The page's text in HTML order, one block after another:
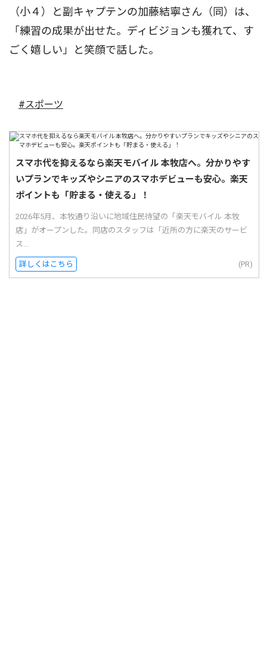
（小４）と副キャプテンの加藤結寧さん（同）は、
「練習の成果が出せた。ディビジョンも獲れて、す
ごく嬉しい」と笑顔で話した。
#スポーツ
スマホ代を抑えるなら楽天モバイル 本牧店へ。分かりやす
いプランでキッズやシニアのスマホデビューも安心。楽天
ポイントも「貯まる・使える」！
2026年5月、本牧通り沿いに地域住民待望の「楽天モバイル 本牧
店」がオープンした。同店のスタッフは「近所の方に楽天のサービ
ス...
詳しくはこちら (PR)